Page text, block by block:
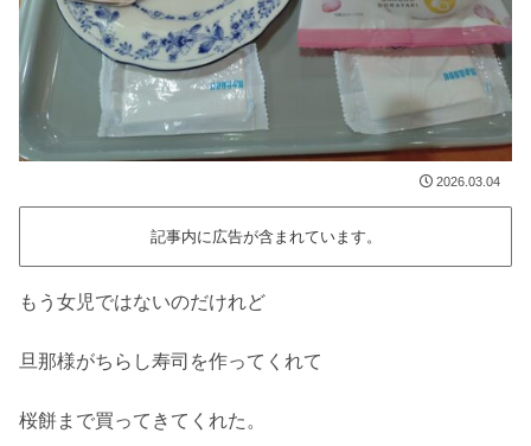
2026.03.04
記事内に広告が含まれています。
もう女児ではないのだけれど
旦那様がちらし寿司を作ってくれて
桜餅まで買ってきてくれた。